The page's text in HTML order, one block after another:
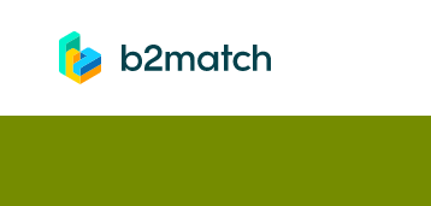
springen